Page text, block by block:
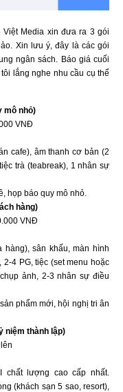
Media xin đưa ra 3 gói
Xin lưu ý, đây là các gói
ngân sách. Báo giá cuối
lắng nghe nhu cầu cụ thể
mô nhỏ)
VNĐ
cafe), âm thanh cơ bản (2
trà (teabreak), 1 nhân sự
họp báo quy mô nhỏ.
hàng)
VNĐ
sân khấu, màn hình
2-4 PG, tiệc (set menu hoặc
ảnh, 2-3 nhân sự điều
phẩm mới, hội nghị tri ân
niệm thành lập)
chất lượng cao cấp nhất.
(khách sạn 5 sao, resort),